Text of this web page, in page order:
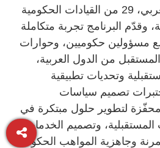
المستقبل في العالم العربي، 29 من القيادات الحكومية
وقدّم البرنامج تجربة متكاملة
قيادياً مع مسؤولين حكوميين، وحوارات
من الدول العربية،
وتحديات تطبيقية
تصميم سياسات
لتطوير حلول مبتكرة في
وتصميم الخدمات
وجاهزية المواهب الحكومية.